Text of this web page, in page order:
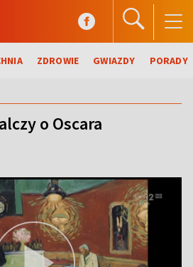
ZDROWIE GWIAZDY PORADY
o Oscara